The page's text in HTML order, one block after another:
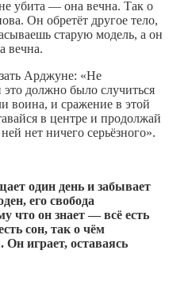
убита — она вечна. Так о
Он обретёт другое тело,
старую модель, а он
вечна.
Арджуне: «Не
должно было случиться
воина, и сражение в этой
в центре и продолжай
нет ничего серьёзного».
один день и забывает
его свобода
что он знает — всё есть
сон, так о чём
Он играет, оставаясь